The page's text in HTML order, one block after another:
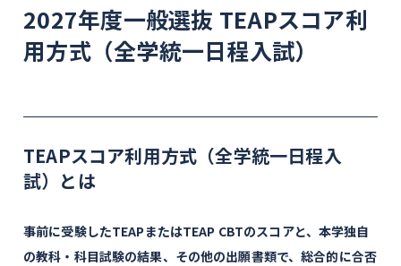
2027年度一般選抜 TEAPスコア利
用方式（全学統一日程入試）
TEAPスコア利用方式（全学統一日程入
試）とは
事前に受験したTEAPまたはTEAP CBTのスコアと、本学独自
の教科・科目試験の結果、その他の出願書類で、総合的に合否